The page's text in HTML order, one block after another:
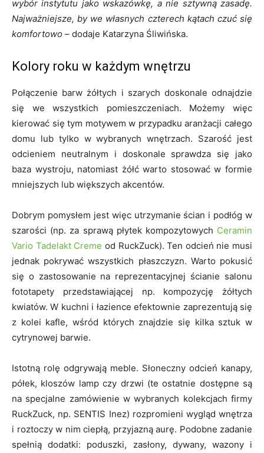
wybór instytutu jako wskazówkę, a nie sztywną zasadę.
Najważniejsze, by we własnych czterech kątach czuć się
komfortowo – dodaje Katarzyna Śliwińska.
Kolory roku w każdym wnętrzu
Połączenie barw żółtych i szarych doskonale odnajdzie
się we wszystkich pomieszczeniach. Możemy więc
kierować się tym motywem w przypadku aranżacji całego
domu lub tylko w wybranych wnętrzach. Szarość jest
odcieniem neutralnym i doskonale sprawdza się jako
baza wystroju, natomiast żółć warto stosować w formie
mniejszych lub większych akcentów.
Dobrym pomysłem jest więc utrzymanie ścian i podłóg w
szarości (np. za sprawą płytek kompozytowych Ceramin
Vario Tadelakt Creme od RuckZuck). Ten odcień nie musi
jednak pokrywać wszystkich płaszczyzn. Warto pokusić
się o zastosowanie na reprezentacyjnej ścianie salonu
fototapety przedstawiającej np. kompozycję żółtych
kwiatów. W kuchni i łazience efektownie zaprezentują się
z kolei kafle, wśród których znajdzie się kilka sztuk w
cytrynowej barwie.
Istotną rolę odgrywają meble. Słoneczny odcień kanapy,
półek, kloszów lamp czy drzwi (te ostatnie dostępne są
na specjalne zamówienie w wybranych kolekcjach firmy
RuckZuck, np. SENTIS Inez) rozpromieni wygląd wnętrza
i roztoczy w nim ciepłą, przyjazną aurę. Podobne zadanie
spełnią dodatki: poduszki, zasłony, dywany, wazony i